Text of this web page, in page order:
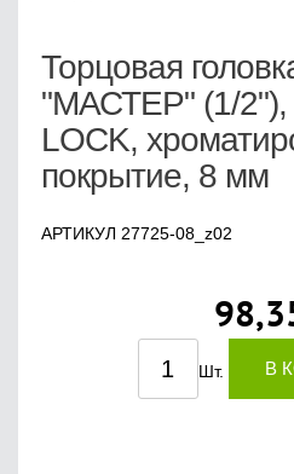
Торцовая
"МАСТЕР" (1/2"),
LOCK,
покрытие, 8 мм
АРТИКУЛ 27725-08_z02
Шт. В